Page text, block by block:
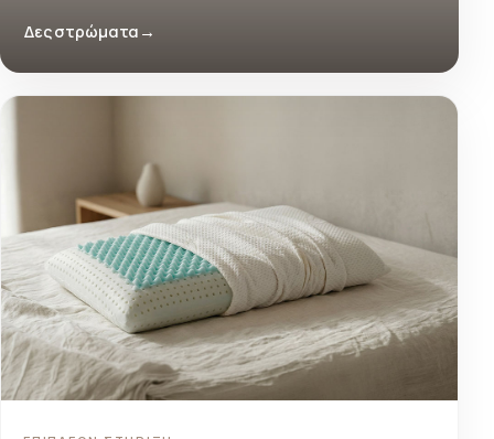
Δες στρώματα